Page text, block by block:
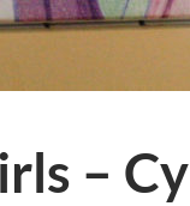
– Cy